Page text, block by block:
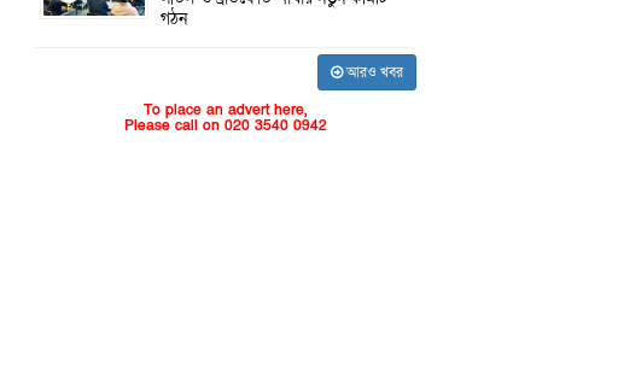
গঠন
আরও খবর
To place an advert here,
Please call on 020 3540 0942